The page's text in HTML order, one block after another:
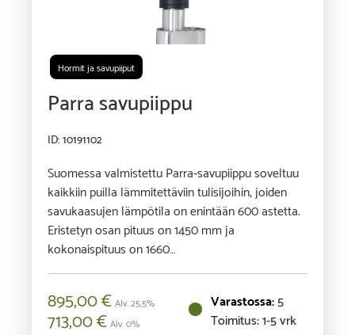
Hormit ja savupiiput
Parra savupiippu
ID: 10191102
Suomessa valmistettu Parra-savupiippu soveltuu
kaikkiin puilla lämmitettäviin tulisijoihin, joiden
savukaasujen lämpötila on enintään 600 astetta.
Eristetyn osan pituus on 1450 mm ja
kokonaispituus on 1660…
5
Toimitus: 1-5 vrk
895,00€Alv. 25,5%
713,00€Alv. 0%